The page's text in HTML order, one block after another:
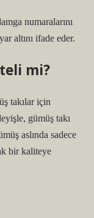
numaralarını
altını ifade eder.
mi?
takılar için
gümüş takı
aslında sadece
bir kaliteye